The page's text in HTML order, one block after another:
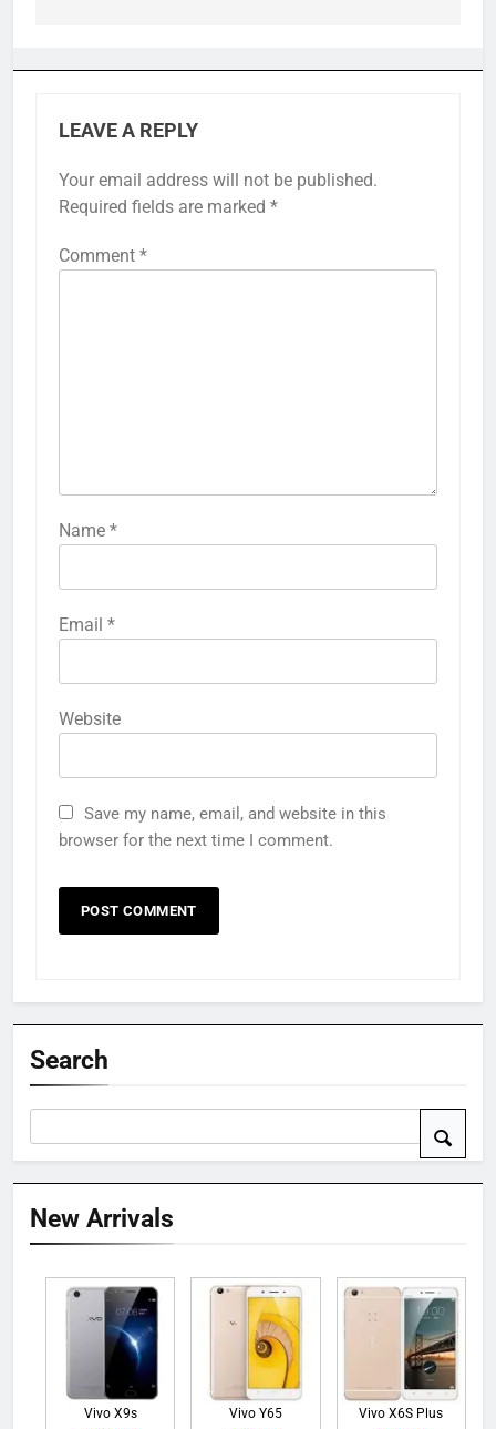
LEAVE A REPLY
Your email address will not be published.
Required fields are marked *
Comment *
Name *
Email *
Website
Save my name, email, and website in this
browser for the next time I comment.
Search
New Arrivals
Vivo X9s Vivo Y65 Vivo X6S Plus